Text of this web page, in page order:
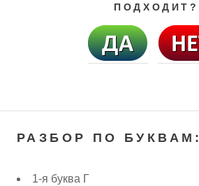
ПОДХОДИТ?
РАЗБОР ПО БУКВАМ:
1-я буква Г